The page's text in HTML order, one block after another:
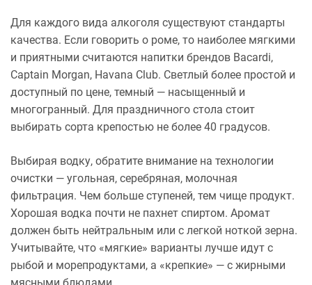
Для каждого вида алкоголя существуют стандарты
качества. Если говорить о роме, то наиболее мягкими
и приятными считаются напитки брендов Bacardi,
Captain Morgan, Havana Club. Светлый более простой и
доступный по цене, темный — насыщенный и
многогранный. Для праздничного стола стоит
выбирать сорта крепостью не более 40 градусов.
Выбирая водку, обратите внимание на технологии
очистки — угольная, серебряная, молочная
фильтрация. Чем больше ступеней, тем чище продукт.
Хорошая водка почти не пахнет спиртом. Аромат
должен быть нейтральным или с легкой ноткой зерна.
Учитывайте, что «мягкие» варианты лучше идут с
рыбой и морепродуктами, а «крепкие» — с жирными
мясными блюдами.